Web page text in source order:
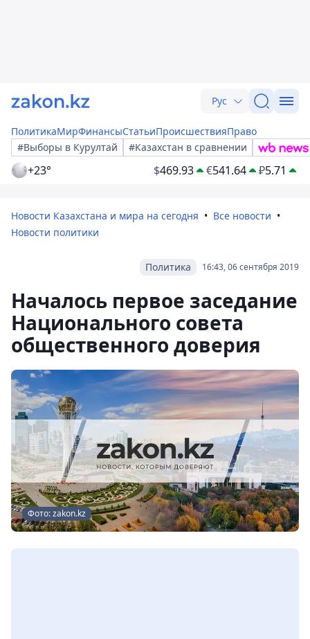
Рус
ПолитикаМирФинансыСтатьиПроисшествияПраво
#Выборы в Курултай
#Казахстан в сравнении
+23° $469.93 €541.64 ₽5.71
Новости Казахстана и мира на сегодня
Все новости
Новости политики
16:43, 06 сентября 2019
Политика
Началось первое заседание
Национального совета
общественного доверия
Фото: zakon.kz